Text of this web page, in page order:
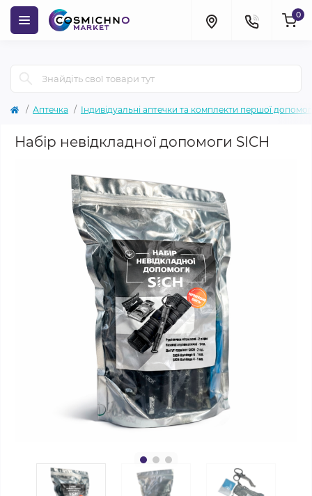
0
Аптечка Індивідуальні аптечки та комплекти першої
Набір невідкладної допомоги SICH